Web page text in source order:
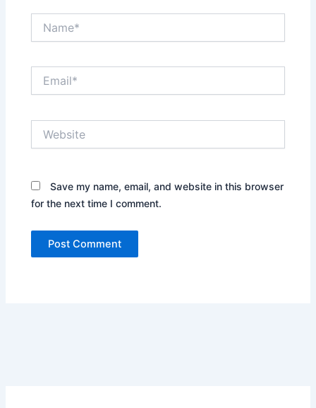
Save my name, email, and website in this browser
for the next time I comment.